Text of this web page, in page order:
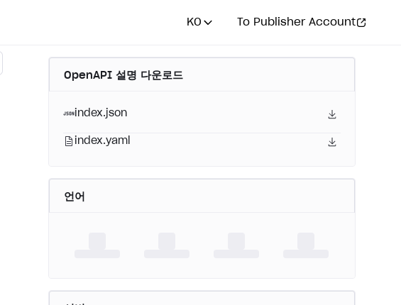
KO To Publisher Account
OpenAPI 설명 다운로드
index.json
index.yaml
언어